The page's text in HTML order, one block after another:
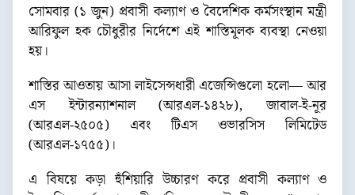
সোমবার (১ জুন) প্রবাসী কল্যাণ ও বৈদেশিক কর্মসংস্থান মন্ত্রী
আরিফুল হক চৌধুরীর নির্দেশে এই শাস্তিমূলক ব্যবস্থা নেওয়া
হয়।
শাস্তির আওতায় আসা লাইসেন্সধারী এজেন্সিগুলো হলো— আর
এস ইন্টারন্যাশনাল (আরএল-১৪২৮), জাবাল-ই-নূর
(আরএল-২৫০৫) এবং টিএস ওভারসিস লিমিটেড
(আরএল-১৭৫৫)।
এ বিষয়ে কড়া হুঁশিয়ারি উচ্চারণ করে প্রবাসী কল্যাণ ও